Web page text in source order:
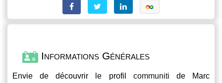
Informations Générales
Envie de découvrir le profil communiti de Marc